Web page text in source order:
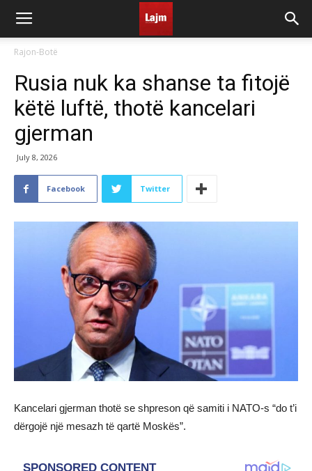
Rajon-Botë
Rusia nuk ka shanse ta fitojë
këtë luftë, thotë kancelari
gjerman
July 8, 2026
Facebook Twitter
Kancelari gjerman thotë se shpreson që samiti i NATO-s “do t’i
dërgojë një mesazh të qartë Moskës”.